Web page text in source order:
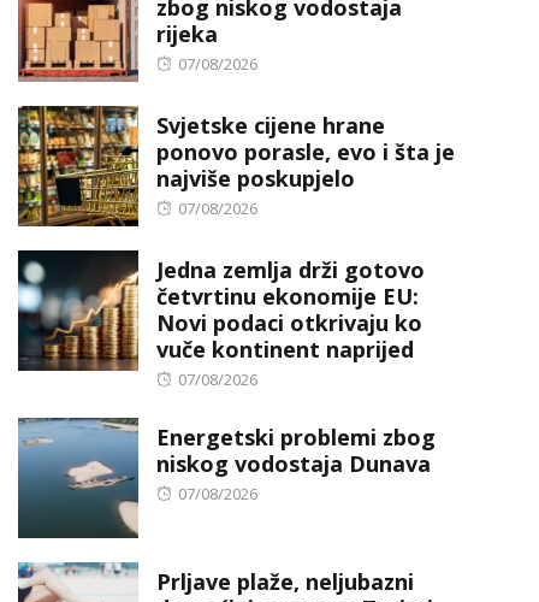
zbog niskog vodostaja
rijeka
Posted
07/08/2026
Svjetske cijene hrane
ponovo porasle, evo i šta je
najviše poskupjelo
Posted
07/08/2026
Jedna zemlja drži gotovo
četvrtinu ekonomije EU:
Novi podaci otkrivaju ko
vuče kontinent naprijed
Posted
07/08/2026
Energetski problemi zbog
niskog vodostaja Dunava
Posted
07/08/2026
Prljave plaže, neljubazni